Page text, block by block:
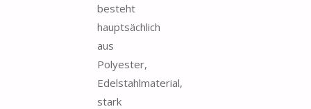
besteht
hauptsächlich
aus
Polyester,
Edelstahlmaterial,
stark